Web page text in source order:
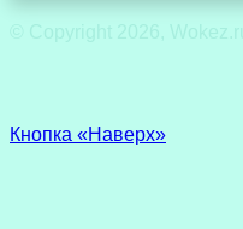
© Copyright 2026, Wokez.ru
Кнопка «Наверх»